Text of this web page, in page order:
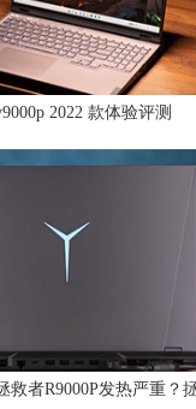
2022 款体验评测